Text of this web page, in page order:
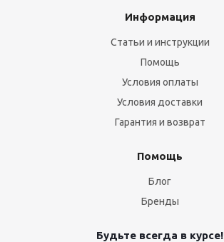
Информация
Статьи и инструкции
Помощь
Условия оплаты
Условия доставки
Гарантия и возврат
Помощь
Блог
Бренды
Будьте всегда в курсе!